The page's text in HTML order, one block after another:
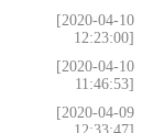
[2020-04-10
12:23:00]
[2020-04-10
11:46:53]
[2020-04-09